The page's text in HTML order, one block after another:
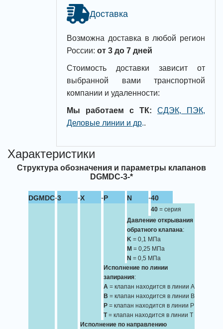
Доставка
Возможна доставка в любой регион
России: от 3 до 7 дней
Стоимость доставки зависит от
выбранной вами транспортной
компании и удаленности:
Мы работаем с ТК:
СДЭК, ПЭК,
Деловые линии и др..
Характеристики
Структура обозначения и параметры клапанов
DGMDC-3-*
DGMDC-3 -X -P N -40
40 = серия
Давление открывания
обратного клапана:
K = 0,1 МПа
M = 0,25 МПа
N = 0,5 МПа
Исполнение по линии
запирания:
A = клапан находится в линии A
B = клапан находится в линии B
P = клапан находится в линии P
T= клапан находится в линии T
Исполнение по направлению